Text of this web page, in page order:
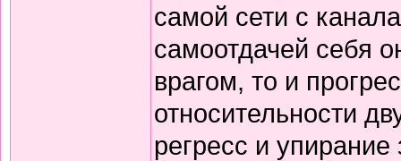
самой сети с
самоотдачей себя
врагом, то и
относительности
регресс и